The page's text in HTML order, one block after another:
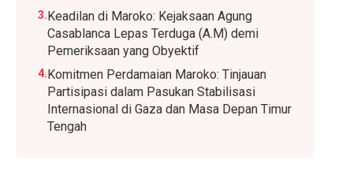
3. Keadilan di Maroko: Kejaksaan Agung
Casablanca Lepas Terduga (A.M) demi
Pemeriksaan yang Obyektif
4. Komitmen Perdamaian Maroko: Tinjauan
Partisipasi dalam Pasukan Stabilisasi
Internasional di Gaza dan Masa Depan Timur
Tengah